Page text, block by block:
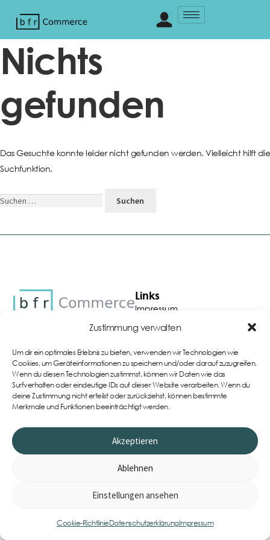
Zustimmung verwalten
Um dir ein optimales Erlebnis zu bieten, verwenden wir Technologien wie
Cookies, um Geräteinformationen zu speichern und/oder darauf zuzugreifen.
Wenn du diesen Technologien zustimmst, können wir Daten wie das
Surfverhalten oder eindeutige IDs auf dieser Website verarbeiten. Wenn du
deine Zustimmung nicht erteilst oder zurückziehst, können bestimmte
Merkmale und Funktionen beeinträchtigt werden.
Akzeptieren
Ablehnen
Einstellungen ansehen
Cookie-RichtlinieDatenschutzerklärungImpressum
Nichts
gefunden
Das Gesuchte konnte leider nicht gefunden werden. Vielleicht hilft die
Suchfunktion.
Teamwear im eigenen
Links
Impressum
AGB
Cookie-Richtlinie (EU)
Widerrufsbelehrung